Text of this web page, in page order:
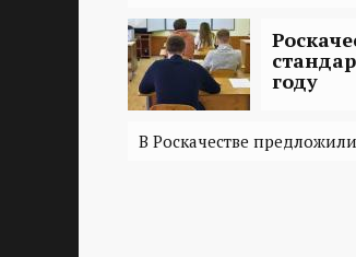
году
В Роскачестве